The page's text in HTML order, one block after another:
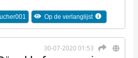
Op de verlanglijst
30-07-2020 01:53